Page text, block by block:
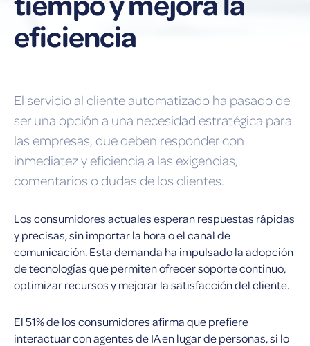
eficiencia
El servicio al cliente automatizado ha pasado de
ser una opción a una necesidad estratégica para
las empresas, que deben responder con
inmediatez y eficiencia a las exigencias,
comentarios o dudas de los clientes.
Los consumidores actuales esperan respuestas rápidas
y precisas, sin importar la hora o el canal de
comunicación. Esta demanda ha impulsado la adopción
de tecnologías que permiten ofrecer soporte continuo,
optimizar recursos y mejorar la satisfacción del cliente.
El 51% de los consumidores afirma que prefiere
interactuar con agentes de IA en lugar de personas, si lo